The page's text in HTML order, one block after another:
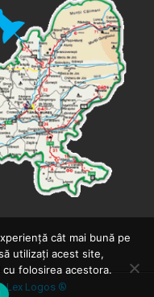
Lex Logos ®
cât mai bună pe
utilizați acest site,
folosirea acestora.